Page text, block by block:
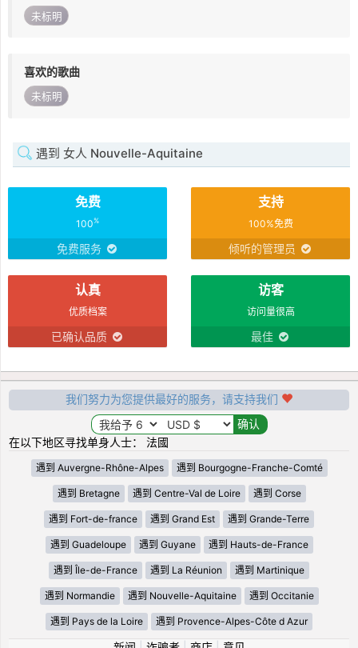
未标明
喜欢的歌曲
未标明
遇到 女人 Nouvelle-Aquitaine
免费
100%
免费服务
支持
100%免费
倾听的管理员
认真
优质档案
已确认品质
访客
访问量很高
最佳
我们努力为您提供最好的服务，请支持我们
在以下地区寻找单身人士： 法國
遇到 Auvergne-Rhône-Alpes 遇到 Bourgogne-Franche-Comté
遇到 Bretagne 遇到 Centre-Val de Loire 遇到 Corse
遇到 Fort-de-france 遇到 Grand Est 遇到 Grande-Terre
遇到 Guadeloupe 遇到 Guyane 遇到 Hauts-de-France
遇到 Île-de-France 遇到 La Réunion 遇到 Martinique
遇到 Normandie 遇到 Nouvelle-Aquitaine 遇到 Occitanie
遇到 Pays de la Loire 遇到 Provence-Alpes-Côte d Azur